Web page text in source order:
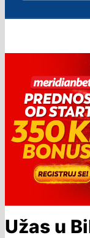
Užas u